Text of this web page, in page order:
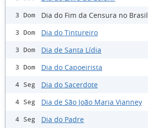
3 Dom Dia do Fim da Censura no Brasil
3 Dom Dia do Tintureiro
3 Dom Dia de Santa Lídia
3 Dom Dia do Capoeirista
4 Seg Dia do Sacerdote
4 Seg Dia de São João Maria Vianney
4 Seg Dia do Padre